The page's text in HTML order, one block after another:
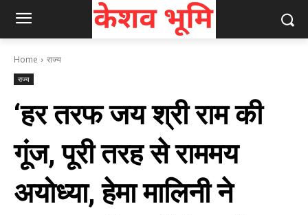
Home राज्य
राज्य
‘हर तरफ जय श्री राम की
गूंज, पूरी तरह से राममय
अयोध्‍या, हेमा मालिनी ने